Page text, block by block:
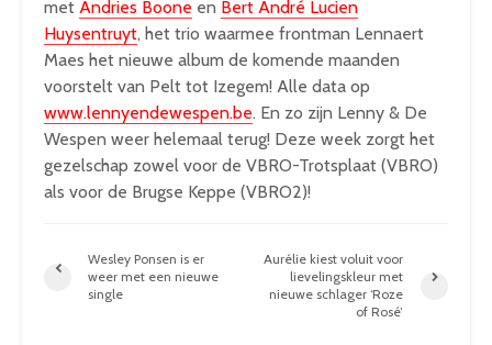
met Andries Boone en Bert André Lucien
Huysentruyt, het trio waarmee frontman Lennaert
Maes het nieuwe album de komende maanden
voorstelt van Pelt tot Izegem! Alle data op
www.lennyendewespen.be. En zo zijn Lenny & De
Wespen weer helemaal terug! Deze week zorgt het
gezelschap zowel voor de VBRO-Trotsplaat (VBRO)
als voor de Brugse Keppe (VBRO2)!
Wesley Ponsen is er
weer met een nieuwe
single
Aurélie kiest voluit voor
lievelingskleur met
nieuwe schlager ‘Roze
of Rosé’